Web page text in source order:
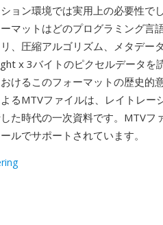
ョン環境では実用上の必要性で
マットはどのプログラミング言
、圧縮アルゴリズム、メタデ
x 3バイトのピクセルデータを
けるこのフォーマットの歴史
るMTVファイルは、レイトレー
た時代の一次資料です。MTVフ
ルでサポートされています。